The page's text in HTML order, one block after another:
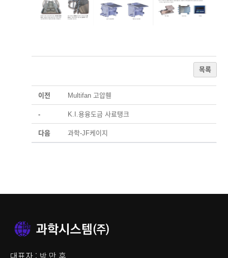
목록
이전 Multifan 고압휀
- K.I.용융도금 사료탱크
다음 과학-JF케이지
대표자 : 박 만 후